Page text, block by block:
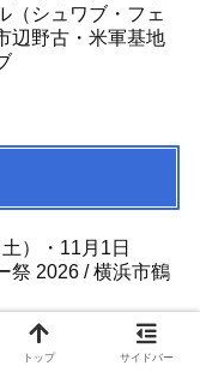
（シュワブ・フェ
辺野古・米軍基地
）・11月1日
祭 2026 / 横浜市鶴
日）真志喜大綱引
トップ サイドバー